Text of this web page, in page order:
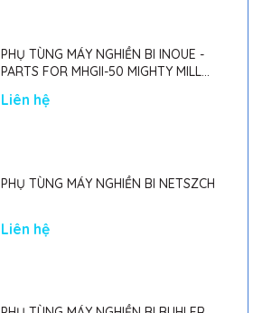
PHỤ TÙNG MÁY NGHIỀN BI INOUE -
PARTS FOR MHGII-50 MIGHTY MILL
Liên hệ
PHỤ TÙNG MÁY NGHIỀN BI NETSZCH
Liên hệ